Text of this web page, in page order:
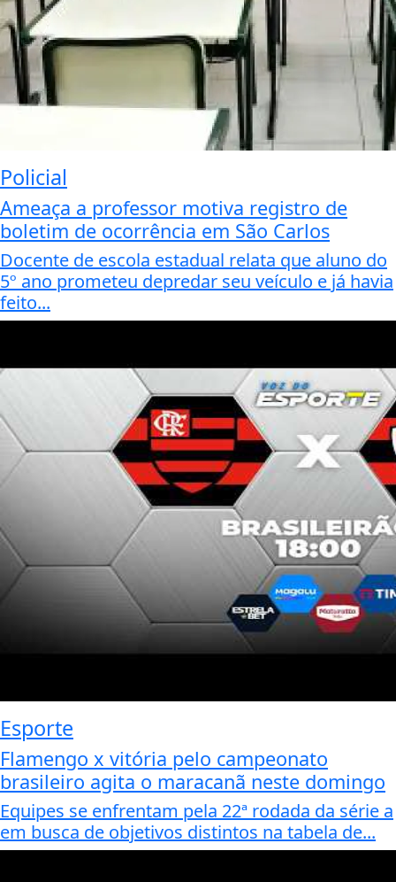
Policial
Ameaça a professor motiva registro de
boletim de ocorrência em São Carlos
Docente de escola estadual relata que aluno do
5º ano prometeu depredar seu veículo e já havia
feito...
Esporte
Flamengo x vitória pelo campeonato
brasileiro agita o maracanã neste domingo
Equipes se enfrentam pela 22ª rodada da série a
em busca de objetivos distintos na tabela de...